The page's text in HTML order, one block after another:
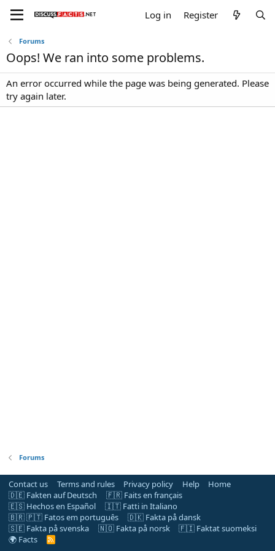
Log in Register
Forums
Oops! We ran into some problems.
An error occurred while the page was being generated. Please
try again later.
Forums
Contact us Terms and rules Privacy policy Help
Home
🇩🇪 Fakten auf Deutsch
🇫🇷 Faits en français
🇪🇸 Hechos en Español
🇮🇹 Fatti in Italiano
🇧🇷 🇵🇹 Fatos em português
🇩🇰 Fakta på dansk
🇸🇪 Fakta på svenska
🇳🇴 Fakta på norsk
🇫🇮 Faktat suomeksi
🌍 Facts
R